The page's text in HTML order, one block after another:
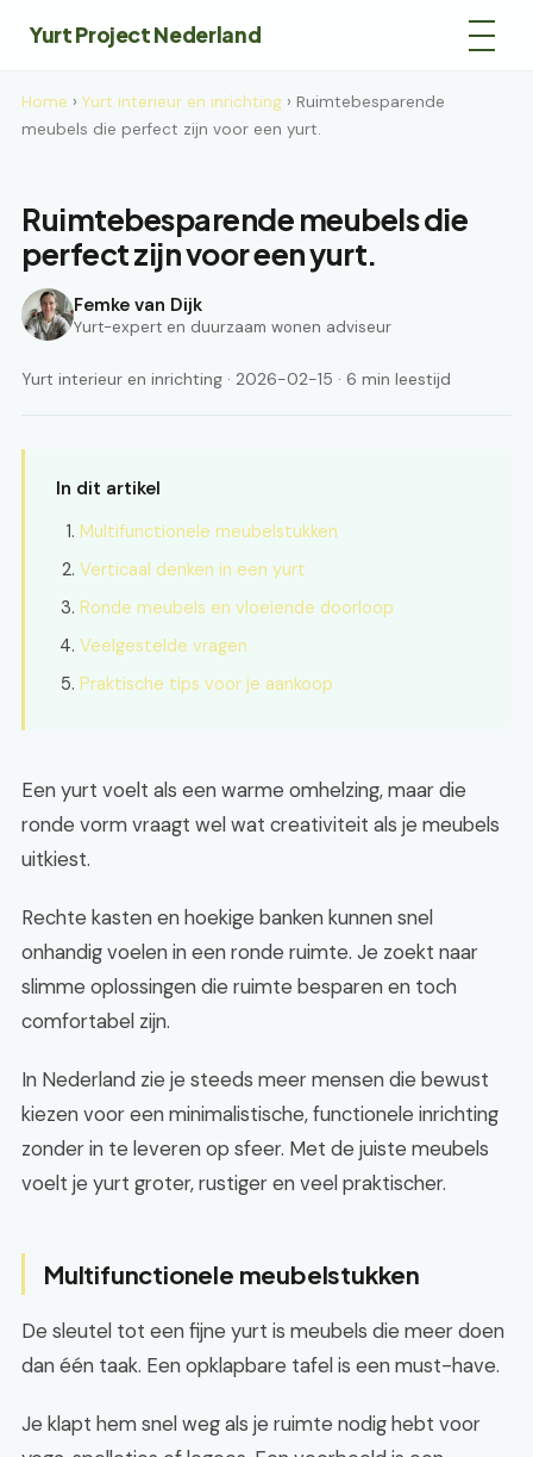
Yurt Project Nederland
Home › Yurt interieur en inrichting › Ruimtebesparende
meubels die perfect zijn voor een yurt.
Ruimtebesparende meubels die
perfect zijn voor een yurt.
Femke van Dijk
Yurt-expert en duurzaam wonen adviseur
Yurt interieur en inrichting · 2026-02-15 · 6 min leestijd
In dit artikel
Multifunctionele meubelstukken
Verticaal denken in een yurt
Ronde meubels en vloeiende doorloop
Veelgestelde vragen
Praktische tips voor je aankoop
Een yurt voelt als een warme omhelzing, maar die
ronde vorm vraagt wel wat creativiteit als je meubels
uitkiest.
Rechte kasten en hoekige banken kunnen snel
onhandig voelen in een ronde ruimte. Je zoekt naar
slimme oplossingen die ruimte besparen en toch
comfortabel zijn.
In Nederland zie je steeds meer mensen die bewust
kiezen voor een minimalistische, functionele inrichting
zonder in te leveren op sfeer. Met de juiste meubels
voelt je yurt groter, rustiger en veel praktischer.
Multifunctionele meubelstukken
De sleutel tot een fijne yurt is meubels die meer doen
dan één taak. Een opklapbare tafel is een must-have.
Je klapt hem snel weg als je ruimte nodig hebt voor